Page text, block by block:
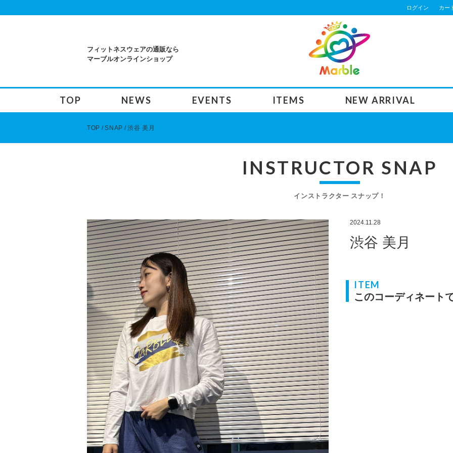
ログイン カー
フィットネスウェアの通販なら
マーブルオンラインショップ
TOP NEWS EVENTS ITEMS NEW ARRIVAL
TOP SNAP 渋谷 美月
INSTRUCTOR SNAP
インストラクター スナップ！
2024.11.28
渋谷 美月
ITEM
このコーディネート